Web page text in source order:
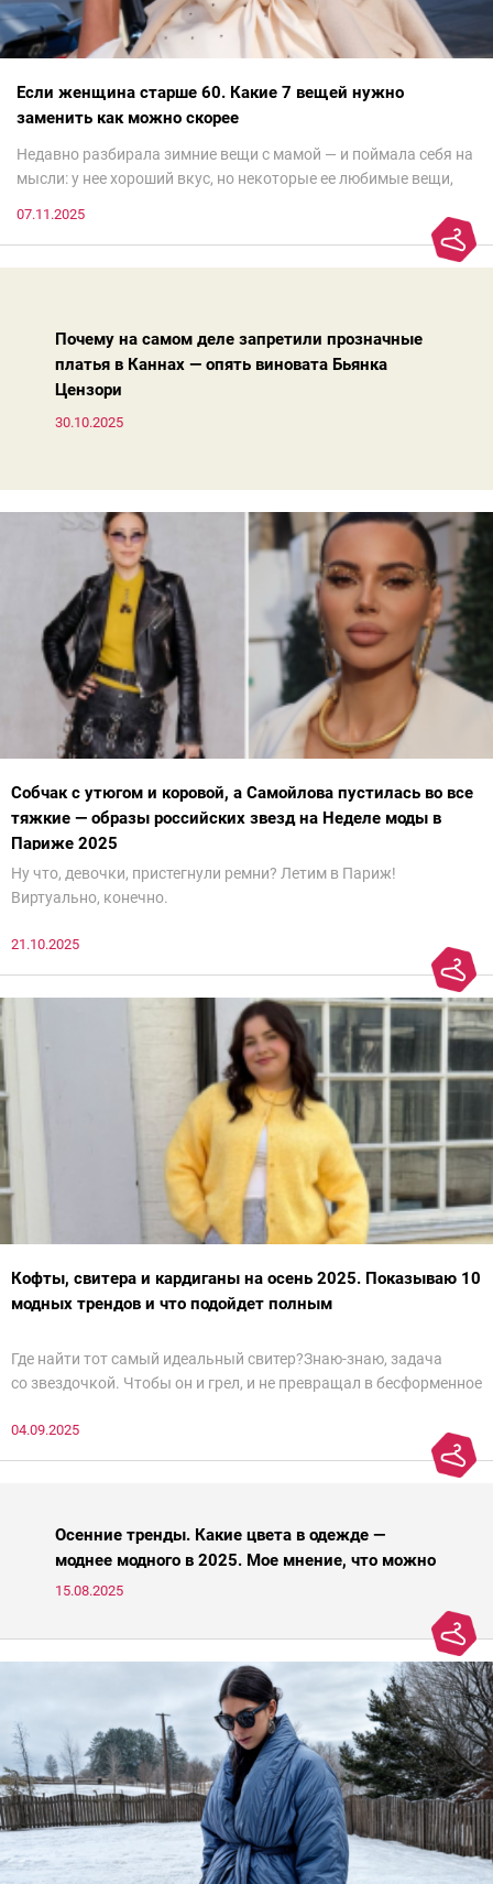
Если женщина старше 60. Какие 7 вещей нужно
заменить как можно скорее
Недавно разбирала зимние вещи с мамой — и поймала себя на
мысли: у нее хороший вкус, но некоторые ее любимые вещи,
добавляют ей лет.И проблема не в том, что они вышли из
моды. Вовсе нет.Проблема в том, что сама мода сделала шаг
07.11.2025
Почему на самом деле запретили прозначные
платья в Каннах — опять виновата Бьянка
Цензори
30.10.2025
Собчак с утюгом и коровой, а Самойлова пустилась во все
тяжкие — образы российских звезд на Неделе моды в
Париже 2025
Ну что, девочки, пристегнули ремни? Летим в Париж!
Виртуально, конечно.
21.10.2025
Кофты, свитера и кардиганы на осень 2025. Показываю 10
модных трендов и что подойдет полным
Где найти тот самый идеальный свитер?Знаю-знаю, задача
со звездочкой. Чтобы он и грел, и не превращал в бесформенное
паники.
04.09.2025
Осенние тренды. Какие цвета в одежде —
моднее модного в 2025. Мое мнение, что можно
носить, а что нет
15.08.2025